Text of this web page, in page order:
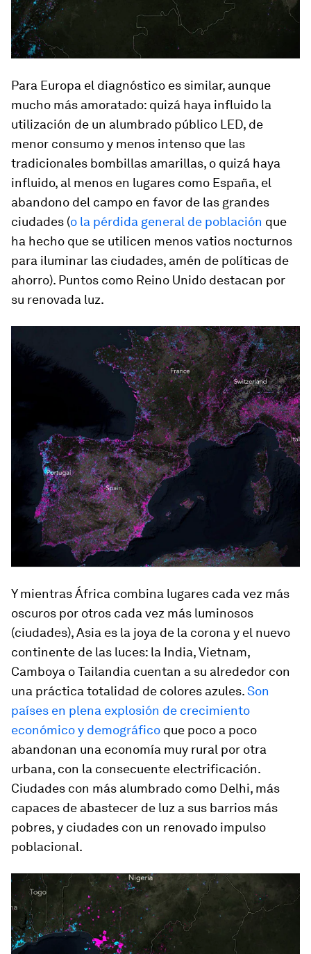
Para Europa el diagnóstico es similar, aunque
mucho más amoratado: quizá haya influido la
utilización de un alumbrado público LED, de
menor consumo y menos intenso que las
tradicionales bombillas amarillas, o quizá haya
influido, al menos en lugares como España, el
abandono del campo en favor de las grandes
ciudades (o la pérdida general de población que
ha hecho que se utilicen menos vatios nocturnos
para iluminar las ciudades, amén de políticas de
ahorro). Puntos como Reino Unido destacan por
su renovada luz.
Y mientras África combina lugares cada vez más
oscuros por otros cada vez más luminosos
(ciudades), Asia es la joya de la corona y el nuevo
continente de las luces: la India, Vietnam,
Camboya o Tailandia cuentan a su alrededor con
una práctica totalidad de colores azules.Son
países en plena explosión de crecimiento
económico y demográfico que poco a poco
abandonan una economía muy rural por otra
urbana, con la consecuente electrificación.
Ciudades con más alumbrado como Delhi, más
capaces de abastecer de luz a sus barrios más
pobres, y ciudades con un renovado impulso
poblacional.